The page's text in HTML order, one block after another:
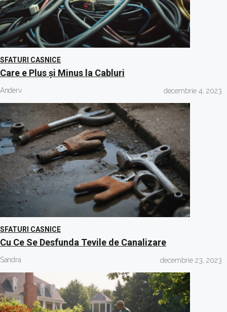
SFATURI CASNICE
Care e Plus și Minus la Cabluri
Anderv decembrie 4, 2023
SFATURI CASNICE
Cu Ce Se Desfunda Tevile de Canalizare
Sandra decembrie 23, 2023